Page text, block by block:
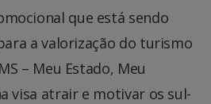
que está sendo
a valorização do turismo
– Meu Estado, Meu
visa atrair e motivar os sul-